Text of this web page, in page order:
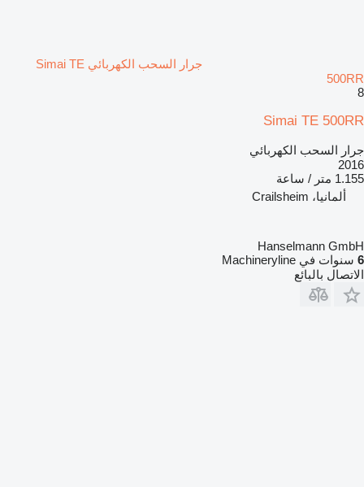
جرار السحب الكهربائي Simai TE
500RR
8
Simai TE 500RR
جرار السحب الكهربائي
2016
1.155 متر / ساعة
ألمانيا، Crailsheim
Hanselmann GmbH
6 سنوات في Machineryline
الاتصال بالبائع